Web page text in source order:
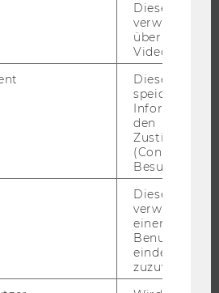
Dieses
verwendet,
überprüfen,
Video
Dieses Cookie
speichert
den
(Consent)
Besuchers.
Dieses
verwendet,
einem/einer
Benutzer*in
eindeutige ID
zuzuweisen